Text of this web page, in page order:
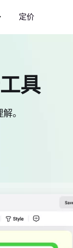
定价
具
。